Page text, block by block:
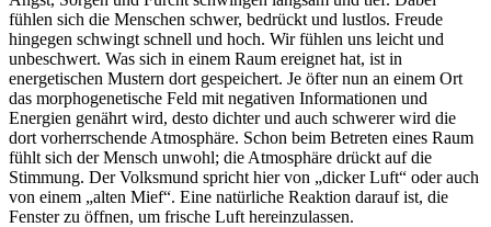
fühlen sich die Menschen schwer, bedrückt und lustlos. Freude
hingegen schwingt schnell und hoch. Wir fühlen uns leicht und
unbeschwert. Was sich in einem Raum ereignet hat, ist in
energetischen Mustern dort gespeichert. Je öfter nun an einem Ort
das morphogenetische Feld mit negativen Informationen und
Energien genährt wird, desto dichter und auch schwerer wird die
dort vorherrschende Atmosphäre. Schon beim Betreten eines Raum
fühlt sich der Mensch unwohl; die Atmosphäre drückt auf die
Stimmung. Der Volksmund spricht hier von „dicker Luft“ oder auch
von einem „alten Mief“. Eine natürliche Reaktion darauf ist, die
Fenster zu öffnen, um frische Luft hereinzulassen.